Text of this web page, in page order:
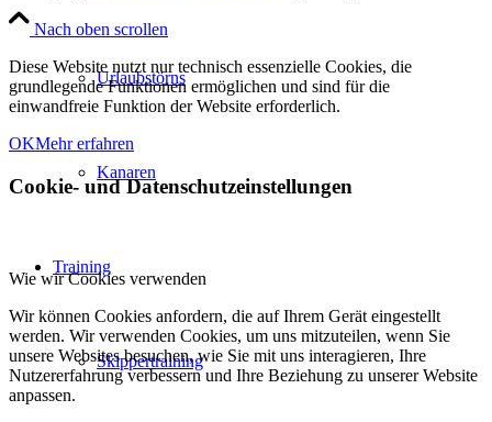
Urlaubstörns
Kanaren
Training
Skippertraining
Nach oben scrollen
Diese Website nutzt nur technisch essenzielle Cookies, die
grundlegende Funktionen ermöglichen und sind für die
einwandfreie Funktion der Website erforderlich.
OKMehr erfahren
Cookie- und Datenschutzeinstellungen
Wie wir Cookies verwenden
Wir können Cookies anfordern, die auf Ihrem Gerät eingestellt
werden. Wir verwenden Cookies, um uns mitzuteilen, wenn Sie
unsere Websites besuchen, wie Sie mit uns interagieren, Ihre
Nutzererfahrung verbessern und Ihre Beziehung zu unserer Website
anpassen.